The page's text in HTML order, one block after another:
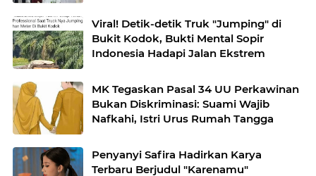
Viral! Detik-detik Truk "Jumping" di
Bukit Kodok, Bukti Mental Sopir
Indonesia Hadapi Jalan Ekstrem
MK Tegaskan Pasal 34 UU Perkawinan
Bukan Diskriminasi: Suami Wajib
Nafkahi, Istri Urus Rumah Tangga
Penyanyi Safira Hadirkan Karya
Terbaru Berjudul "Karenamu"